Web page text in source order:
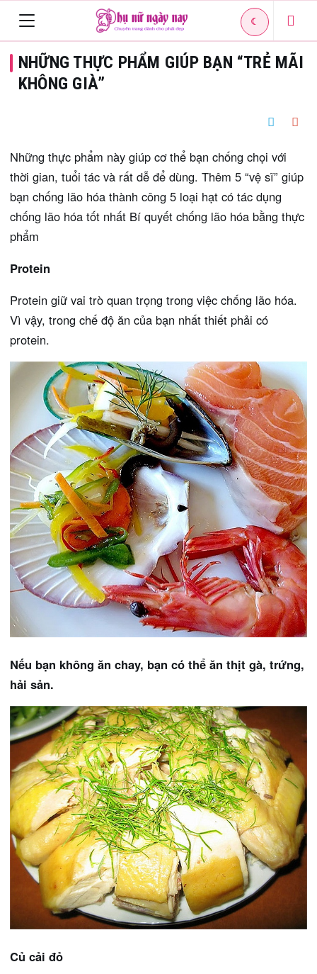
navigation
☾
NHỮNG THỰC PHẨM GIÚP BẠN “TRẺ MÃI
KHÔNG GIÀ”
Những thực phẩm này giúp cơ thể bạn chống chọi với
thời gian, tuổi tác và rất dễ để dùng. Thêm 5 “vệ sĩ” giúp
bạn chống lão hóa thành công 5 loại hạt có tác dụng
chống lão hóa tốt nhất Bí quyết chống lão hóa bằng thực
phẩm
Protein
Protein giữ vai trò quan trọng trong việc chống lão hóa.
Vì vậy, trong chế độ ăn của bạn nhất thiết phải có
protein.
Nếu bạn không ăn chay, bạn có thể ăn thịt gà, trứng,
hải sản.
Củ cải đỏ